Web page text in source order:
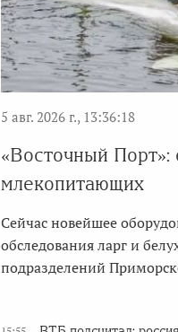
5 авг. 2026 г., 13:36:18
«Восточный Порт»:
млекопитающих
Сейчас новейшее
обследования ларг и
подразделений